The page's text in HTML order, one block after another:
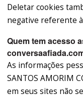
Deletar cookies
negative referente
Quem tem acesso
As informações
SANTOS AMORIM
em seus sites não